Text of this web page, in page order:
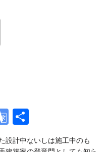
G
oo 有
設計中ないしは施工中のも